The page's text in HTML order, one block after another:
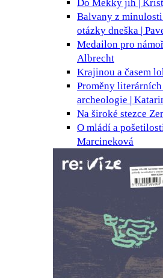
Do Mekky jih |
Balvany z minulosti
otázky dneška |
Medailon pro
Albrecht
Krajinou a časem
Proměny
archeologie |
Na široké stezce
O mládí a pošetilosti
Marcineková